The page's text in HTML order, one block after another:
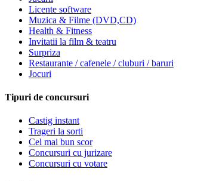
Licente software
Muzica & Filme (DVD,CD)
Health & Fitness
Invitatii la film & teatru
Surpriza
Restaurante / cafenele / cluburi / baruri
Jocuri
Tipuri de concursuri
Castig instant
Trageri la sorti
Cel mai bun scor
Concursuri cu jurizare
Concursuri cu votare